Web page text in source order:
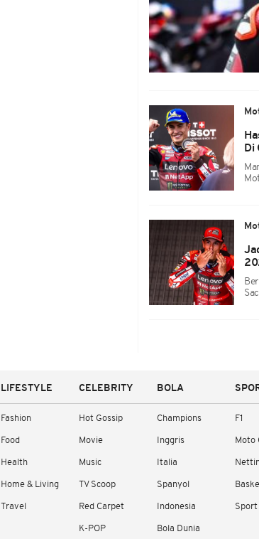
Di
LIFESTYLE
Fashion
Food
Health
Home & Living
Travel
CELEBRITY
Hot Gossip
Movie
Music
TV Scoop
Red Carpet
K-POP
BOLA
Champions
Inggris
Italia
Spanyol
Indonesia
Bola Dunia
F1
Moto
Sport